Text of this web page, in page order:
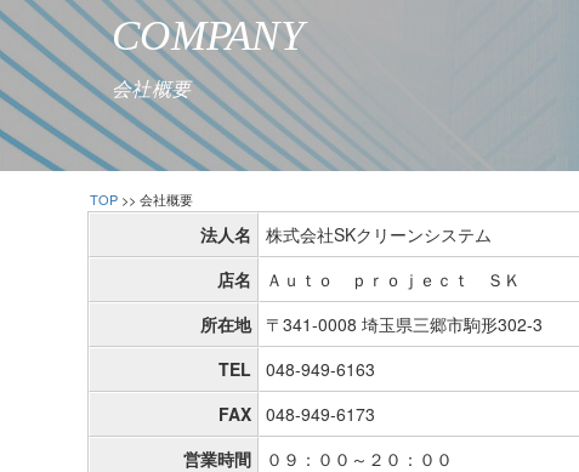
COMPANY
会社概要
TOP >> 会社概要
法人名
株式会社SKクリーンシステム
店名
Ａｕｔｏ ｐｒｏｊｅｃｔ ＳＫ
所在地
〒341-0008 埼玉県三郷市駒形302-3
TEL
048-949-6163
FAX 048-949-6173
営業時間
０９：００～２０：００